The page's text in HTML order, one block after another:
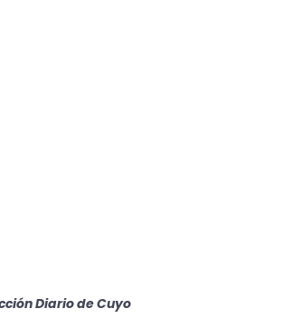
Diario de Cuyo